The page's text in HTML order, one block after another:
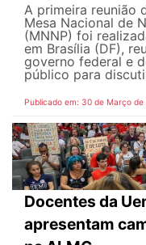
A primeira reunião
Mesa Nacional de
(MNNP) foi
em Brasília (DF),
governo federal e
público para
Publicado em: 30 de Março de
Docentes da
apresentam